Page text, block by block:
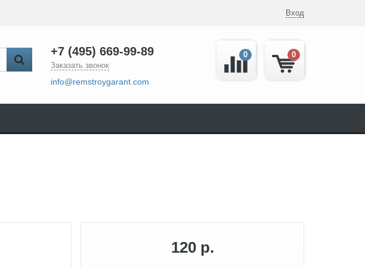
Вход
+7 (495) 669-99-89
Заказать звонок
info@remstroygarant.com
0
0
120 р.